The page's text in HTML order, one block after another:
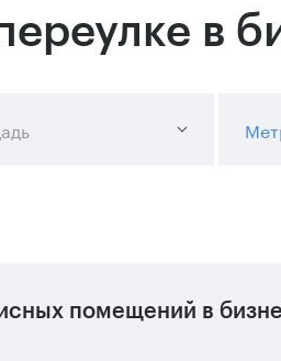
в
помещений в